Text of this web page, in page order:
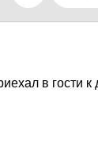
в гости к